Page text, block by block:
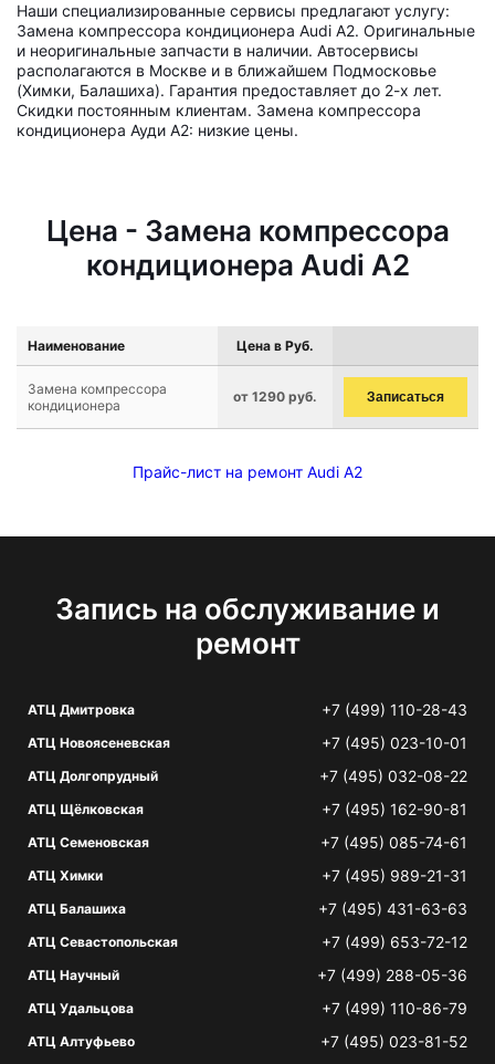
Наши специализированные сервисы предлагают услугу:
Замена компрессора кондиционера Audi A2. Оригинальные
и неоригинальные запчасти в наличии. Автосервисы
располагаются в Москве и в ближайшем Подмосковье
(Химки, Балашиха). Гарантия предоставляет до 2-х лет.
Скидки постоянным клиентам. Замена компрессора
кондиционера Ауди А2: низкие цены.
Цена - Замена компрессора
кондиционера Audi A2
Наименование Цена в Руб.
Замена компрессора
кондиционера
от 1290 руб. Записаться
Прайс-лист на ремонт Audi A2
Запись на обслуживание и
ремонт
АТЦ Дмитровка +7 (499) 110-28-43
АТЦ Новоясеневская +7 (495) 023-10-01
АТЦ Долгопрудный +7 (495) 032-08-22
АТЦ Щёлковская +7 (495) 162-90-81
АТЦ Семеновская +7 (495) 085-74-61
АТЦ Химки +7 (495) 989-21-31
АТЦ Балашиха +7 (495) 431-63-63
АТЦ Севастопольская +7 (499) 653-72-12
АТЦ Научный +7 (499) 288-05-36
АТЦ Удальцова +7 (499) 110-86-79
АТЦ Алтуфьево +7 (495) 023-81-52